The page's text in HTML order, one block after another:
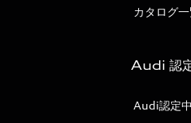
カタログ
Audi 認
Audi認定